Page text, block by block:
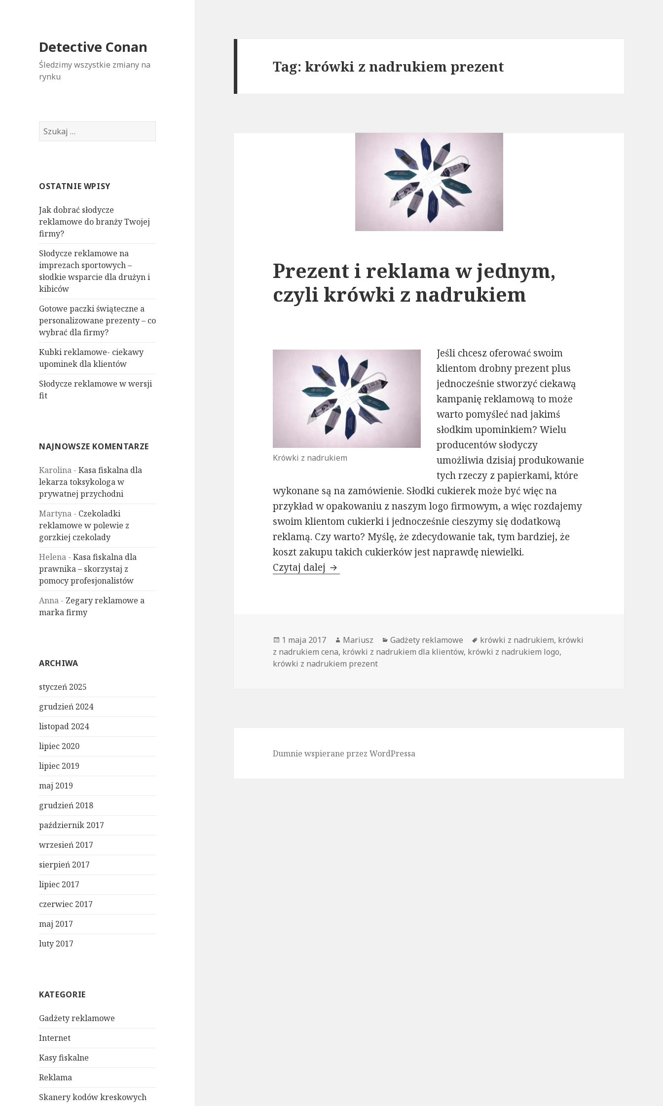
Detective Conan
Śledzimy wszystkie zmiany na
rynku
S
z
j
OSTATNIE WPISY
Jak dobrać słodycze
reklamowe do branży Twojej
firmy?
Słodycze reklamowe na
imprezach sportowych –
słodkie wsparcie dla drużyn i
kibiców
Gotowe paczki świąteczne a
personalizowane prezenty – co
wybrać dla firmy?
Kubki reklamowe- ciekawy
upominek dla klientów
Słodycze reklamowe w wersji
fit
NAJNOWSZE KOMENTARZE
Karolina -Kasa fiskalna dla
lekarza toksykologa w
prywatnej przychodni
Martyna - Czekoladki
reklamowe w polewie z
gorzkiej czekolady
Helena -Kasa fiskalna dla
prawnika – skorzystaj z
pomocy profesjonalistów
Anna - Zegary reklamowe a
marka firmy
ARCHIWA
styczeń 2025
grudzień 2024
listopad 2024
lipiec 2020
lipiec 2019
maj 2019
grudzień 2018
październik 2017
wrzesień 2017
sierpień 2017
lipiec 2017
czerwiec 2017
maj 2017
luty 2017
KATEGORIE
Gadżety reklamowe
Internet
Kasy fiskalne
Reklama
Skanery kodów kreskowych
Tag: krówki z nadrukiem prezent
Prezent i reklama w jednym,
czyli krówki z nadrukiem
Krówki z nadrukiem
Jeśli chcesz oferować swoim
klientom drobny prezent plus
jednocześnie stworzyć ciekawą
kampanię reklamową to może
warto pomyśleć nad jakimś
słodkim upominkiem? Wielu
producentów słodyczy
umożliwia dzisiaj produkowanie
tych rzeczy z papierkami, które
wykonane są na zamówienie. Słodki cukierek może być więc na
przykład w opakowaniu z naszym logo firmowym, a więc rozdajemy
swoim klientom cukierki i jednocześnie cieszymy się dodatkową
reklamą. Czy warto? Myślę, że zdecydowanie tak, tym bardziej, że
koszt zakupu takich cukierków jest naprawdę niewielki.
Czytaj dalej Prezent i reklama w jednym, czyli krówki z nadrukiem
Opublikowano
1 maja 2017 Autor
Mariusz Kategorie
Gadżety reklamowe Tagi
krówki z nadrukiem, krówki
z nadrukiem cena, krówki z nadrukiem dla klientów, krówki z nadrukiem logo,
krówki z nadrukiem prezent
Dumnie wspierane przez WordPressa